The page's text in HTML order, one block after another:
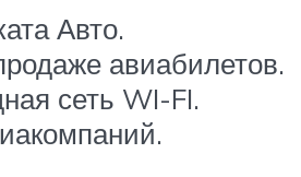
Авто.
авиабилетов.
сеть WI-FI.